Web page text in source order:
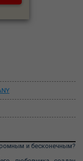
и бесконечным?